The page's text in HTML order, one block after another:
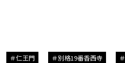
仁王門 別格19番香西寺